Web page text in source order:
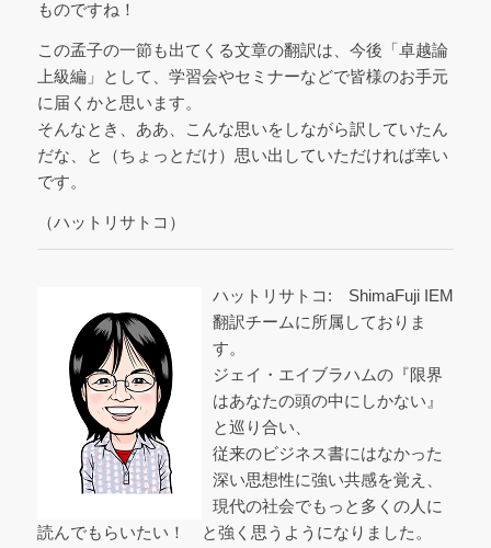
ものですね！
この孟子の一節も出てくる文章の翻訳は、今後「卓越論
上級編」として、学習会やセミナーなどで皆様のお手元
に届くかと思います。
そんなとき、ああ、こんな思いをしながら訳していたん
だな、と（ちょっとだけ）思い出していただければ幸い
です。
（ハットリサトコ）
ハットリサトコ: ShimaFuji IEM
翻訳チームに所属しておりま
す。
ジェイ・エイブラハムの『限界
はあなたの頭の中にしかない』
と巡り合い、
従来のビジネス書にはなかった
深い思想性に強い共感を覚え、
現代の社会でもっと多くの人に
読んでもらいたい！ と強く思うようになりました。